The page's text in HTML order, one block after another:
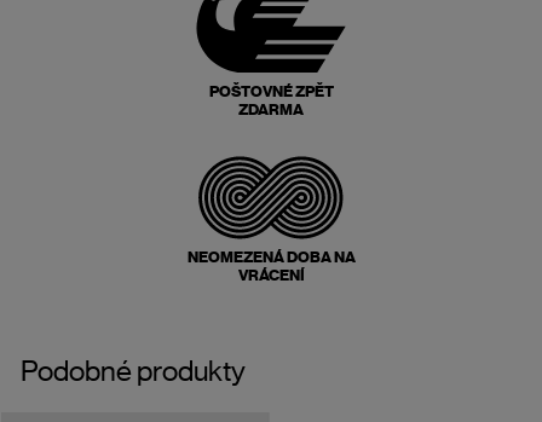
POŠTOVNÉ ZPĚT
ZDARMA
NEOMEZENÁ DOBA NA
VRÁCENÍ
Podobné produkty